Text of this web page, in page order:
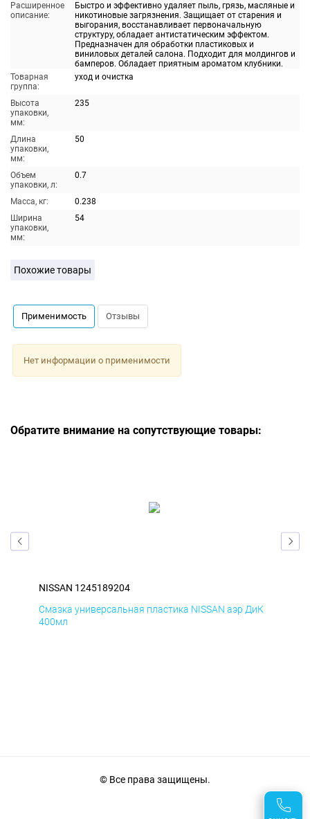
Расширенное
описание:
Быстро и эффективно удаляет пыль, грязь, масляные и
никотиновые загрязнения. Защищает от старения и
выгорания, восстанавливает первоначальную
структуру, обладает антистатическим эффектом.
Предназначен для обработки пластиковых и
виниловых деталей салона. Подходит для молдингов и
бамперов. Обладает приятным ароматом клубники.
Товарная
группа:
уход и очистка
Высота
упаковки,
мм:
235
Длина
упаковки,
мм:
50
Объем
упаковки, л:
0.7
Масса, кг:
0.238
Ширина
упаковки,
мм:
54
Похожие товары
Применимость Отзывы
Нет информации о применимости
Обратите внимание на сопутствующие товары:
NISSAN 1245189204
Смазка универсальная пластика NISSAN аэр ДиК
400мл
© Все права защищены.